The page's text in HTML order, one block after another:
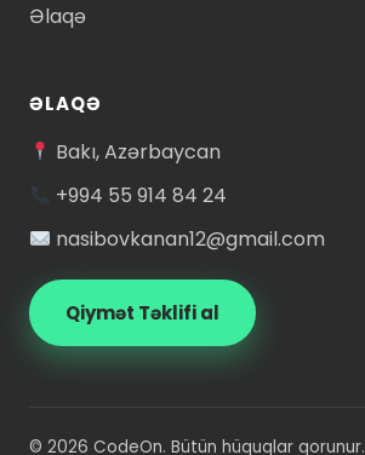
Əlaqə
ƏLAQƏ
Bakı, Azərbaycan
+994 55 914 84 24
nasibovkanan12@gmail.com
Qiymət Təklifi al
© 2026 CodeOn. Bütün hüquqlar qorunur.